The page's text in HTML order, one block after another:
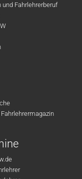
Fahrlehrerberuf